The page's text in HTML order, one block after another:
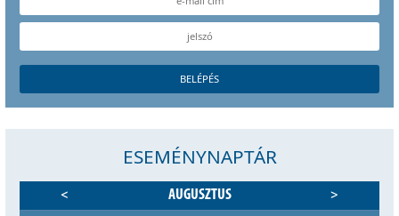
ESEMÉNYNAPTÁR
< AUGUSZTUS >